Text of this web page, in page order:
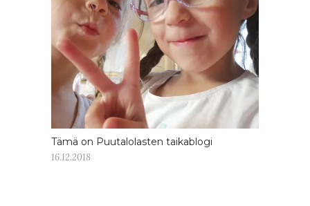
Tämä on Puutalolasten taikablogi
16.12.2018